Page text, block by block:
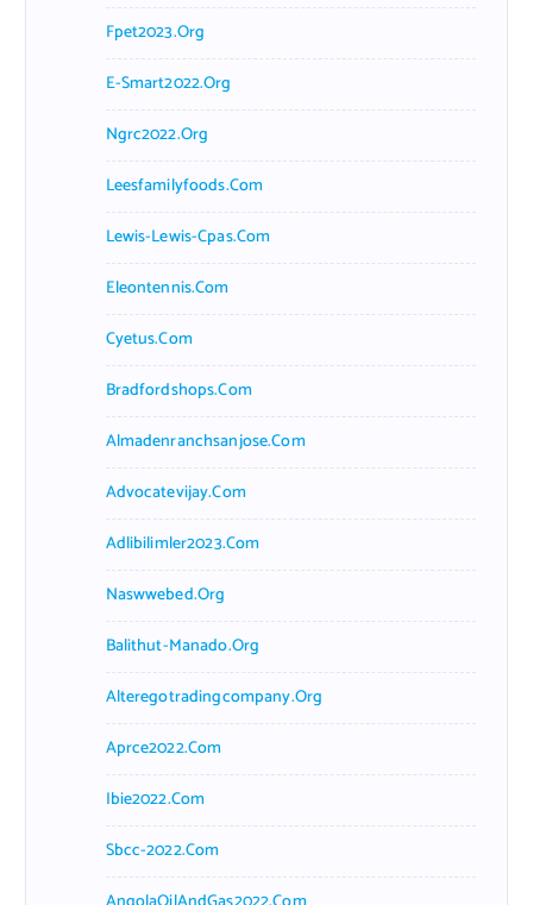
Fpet2023.org
E-Smart2022.org
Ngrc2022.org
Leesfamilyfoods.com
Lewis-Lewis-Cpas.com
Eleontennis.com
Cyetus.com
Bradfordshops.com
Almadenranchsanjose.com
Advocatevijay.com
Adlibilimler2023.com
Naswwebed.org
Balithut-Manado.org
Alteregotradingcompany.org
Aprce2022.com
Ibie2022.com
Sbcc-2022.com